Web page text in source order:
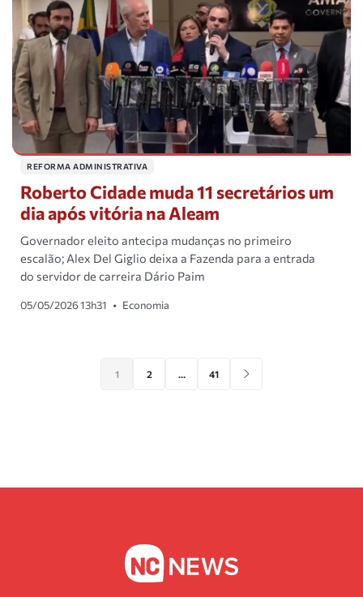
REFORMA ADMINISTRATIVA
Roberto Cidade muda 11 secretários um
dia após vitória na Aleam
Governador eleito antecipa mudanças no primeiro
escalão; Alex Del Giglio deixa a Fazenda para a entrada
do servidor de carreira Dário Paim
05/05/2026 13h31 • Economia
1 2 … 41